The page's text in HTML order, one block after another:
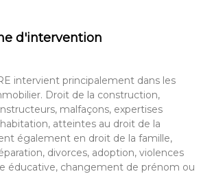
d'intervention
intervient principalement dans les
Droit de la construction,
malfaçons, expertises
atteintes au droit de la
également en droit de la famille,
divorces, adoption, violences
éducative, changement de prénom ou